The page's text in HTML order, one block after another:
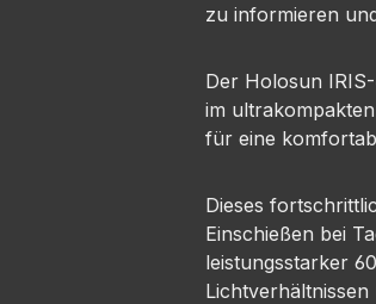
zu informieren
Der Holosun
im
für eine
Dieses
Einschießen bei
leistungsstarker